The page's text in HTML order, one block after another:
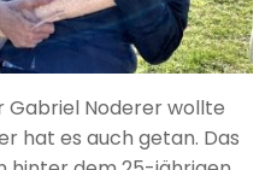
Noderer wollte
hat es auch getan. Das